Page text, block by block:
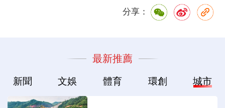
分享：
最新推薦
新聞 文娛 體育 環創 城市